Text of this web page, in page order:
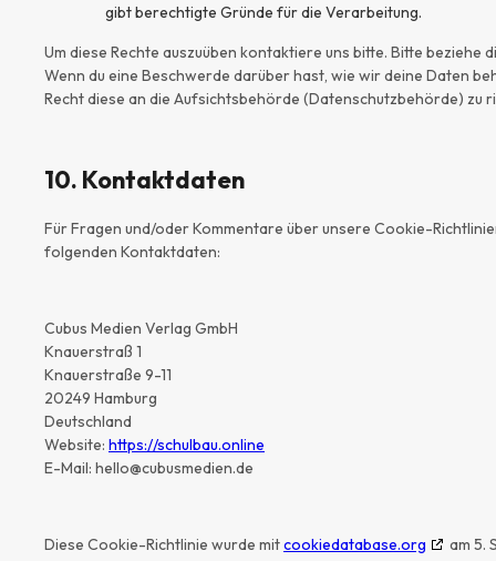
gibt berechtigte Gründe für die Verarbeitung.
Um diese Rechte auszuüben kontaktiere uns bitte. Bitte
Wenn du eine Beschwerde darüber hast, wie wir deine Daten
Recht diese an die Aufsichtsbehörde (Datenschutzbehörde) zu
10. Kontaktdaten
Für Fragen und/oder Kommentare über unsere Cookie-
folgenden Kontaktdaten:
Cubus Medien Verlag GmbH
Knauerstraß 1
Knauerstraße 9-11
20249 Hamburg
Deutschland
Website: https://schulbau.online
E-Mail: hello@cubusmedien.de
Diese Cookie-Richtlinie wurde mitcookiedatabase.org am 5.